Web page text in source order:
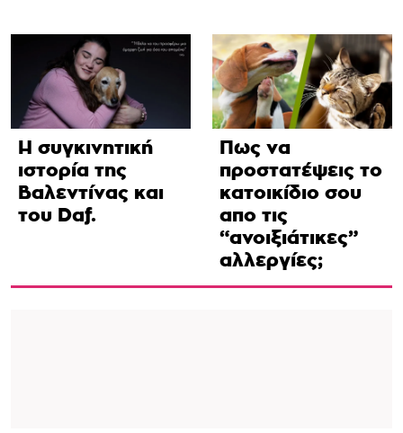
Η συγκινητική
ιστορία της
Βαλεντίνας και
του Daf.
Πως να
προστατέψεις το
κατοικίδιο σου
απο τις
“ανοιξιάτικες”
αλλεργίες;